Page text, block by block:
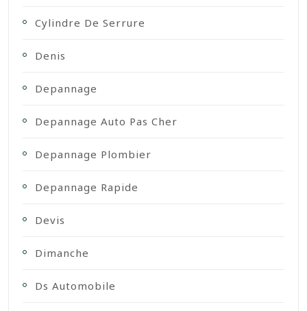
Cylindre De Serrure
Denis
Depannage
Depannage Auto Pas Cher
Depannage Plombier
Depannage Rapide
Devis
Dimanche
Ds Automobile